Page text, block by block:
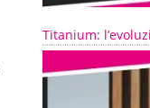
Titanium: